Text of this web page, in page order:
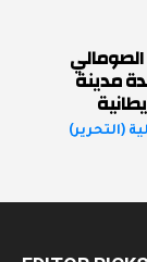
الصومالي
مدينة
(التحرير)